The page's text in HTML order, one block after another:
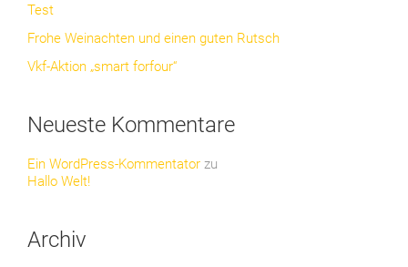
Test
Frohe Weinachten und einen guten Rutsch
Vkf-Aktion „smart forfour“
Neueste Kommentare
Ein WordPress-Kommentator zu
Hallo Welt!
Archiv